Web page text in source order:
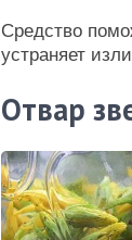
Средство
устраняет
Отвар